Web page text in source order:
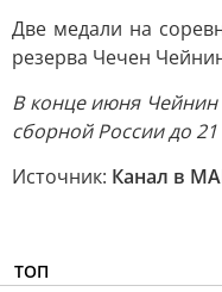
Две медали на
резерва Чечен
В конце июня Чейнин
сборной России до
Источник: Канал в
ТОП